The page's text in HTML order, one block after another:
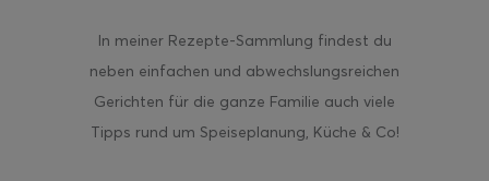
In meiner Rezepte-Sammlung findest du
neben einfachen und abwechslungsreichen
Gerichten für die ganze Familie auch viele
Tipps rund um Speiseplanung, Küche & Co!